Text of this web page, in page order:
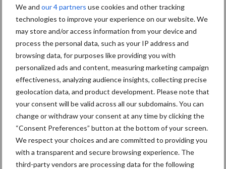
We and our 4 partners use cookies and other tracking
technologies to improve your experience on our website. We
may store and/or access information from your device and
process the personal data, such as your IP address and
browsing data, for purposes like providing you with
personalized ads and content, measuring marketing campaign
effectiveness, analyzing audience insights, collecting precise
geolocation data, and product development. Please note that
your consent will be valid across all our subdomains. You can
change or withdraw your consent at any time by clicking the
“Consent Preferences” button at the bottom of your screen.
We respect your choices and are committed to providing you
with a transparent and secure browsing experience. The
third-party vendors are processing data for the following
voorspelt Groote Schaarsberg. Hopelijk compenseert dat een
beetje.”
Volgens de Stentor hekelt LTO Nederland de lakse houding van
het ministerie om de problemen door de droogte het hoofd te
bieden. Pas afgelopen donderdag kwam het ministerie met
concrete maatregelen om boeren te helpen. "Het gaat dan om
om nieuw gras in te zaaien”, zegt woordvoerder Esther de Snoo.
Financiële compensatie zit er voorlopig niet in. Terwijl het daar
wel over gaat.